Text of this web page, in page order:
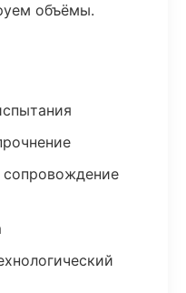
объёмы.
сопровождение